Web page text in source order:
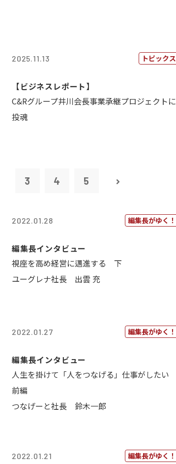
2025.11.13 トピックス
【ビジネスレポート】
C&Rグループ井川会長事業承継プロジェクトに
投魂
3 4 5
2022.01.28 編集長がゆく！
編集長インタビュー
視座を高め経営に邁進する 下
ユーグレナ社長 出雲 充
2022.01.27 編集長がゆく！
編集長インタビュー
人生を掛けて「人をつなげる」仕事がしたい
前編
つなげーと社長 鈴木一郎
2022.01.21 編集長がゆく！